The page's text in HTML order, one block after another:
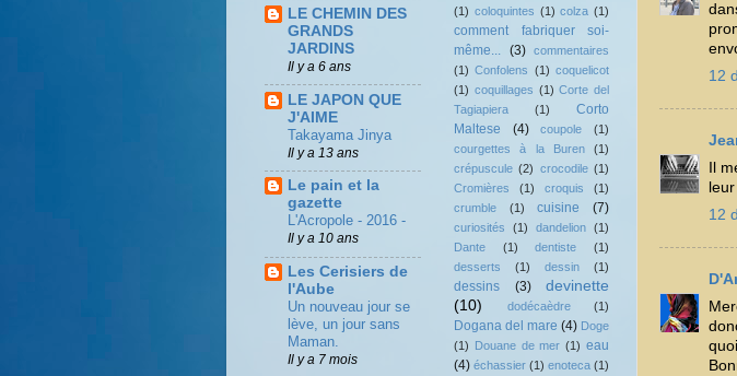
12
Il
12
LE CHEMIN DES
GRANDS
JARDINS
Il y a 6 ans
LE JAPON QUE
J'AIME
Takayama Jinya
Il y a 13 ans
Le pain et la
gazette
L'Acropole - 2016 -
Il y a 10 ans
Les Cerisiers de
l'Aube
Un nouveau jour se
lève, un jour sans
Maman.
Il y a 7 mois
(1) coloquintes (1) colza (1)
comment fabriquer soi-
même... (3)
commentaires
(1) Confolens (1) coquelicot
(1) coquillages (1) Corte del
Tagiapiera
(1)
Corto
Maltese
(4) coupole
(1)
courgettes à la Buren
(1)
crépuscule (2) crocodile (1)
Cromières
(1) croquis
(1)
crumble
(1) cuisine (7)
curiosités (1) dandelion (1)
Dante
(1) dentiste
(1)
desserts
(1) dessin (1)
dessins (3)
devinette
(10)
dodécaèdre (1)
Dogana del mare (4) Doge
(1)
Douane de mer (1) eau
(4) échassier (1) enoteca (1)